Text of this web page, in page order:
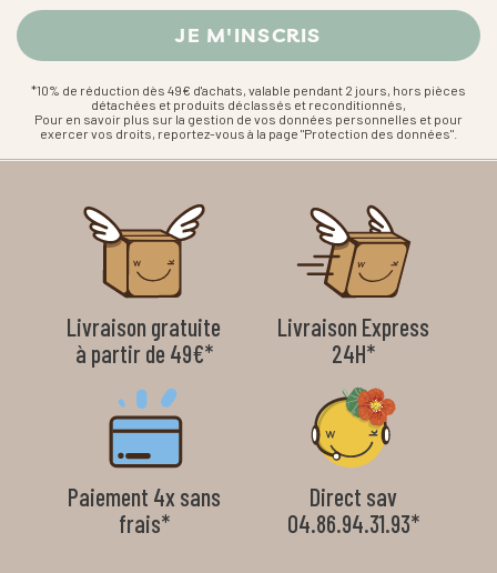
*10% de réduction dès 49€ d'achats, valable pendant 2 jours, hors pièces
détachées et produits déclassés et reconditionnés,
Pour en savoir plus sur la gestion de vos données personnelles et pour
exercer vos droits, reportez-vous à la page "Protection des données".
Livraison gratuite
à partir de 49€*
Livraison Express
24H*
Paiement 4x sans
frais*
Direct sav
04.86.94.31.93*